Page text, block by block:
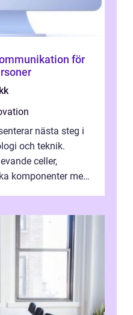
nästa steg i
och teknik.
celler,
komponenter med